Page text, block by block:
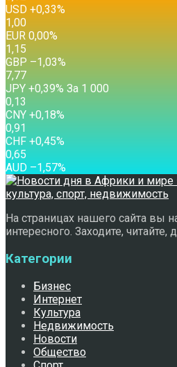
USD +0,33%
1,00
EUR 0,00%
1,15
GBP –1,03%
7,77
JPY +0,39% За 1 000
0,13
CNY +0,18%
0,91
CHF +0,45%
0,65
AUD –1,57%
На страницах нашего сайта вы
интересного. Заходите,
Категории
Бизнес
Интернет
Культура
Недвижимость
Новости
Общество